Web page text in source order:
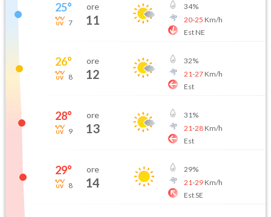
25°
7
ore
11
34%
20-25 Km/h
Est NE
26°
8
ore
12
32%
21-27Km/h
Est
28°
9
ore
13
31%
21-28Km/h
Est
29°
8
ore
14
29%
21-29Km/h
Est SE